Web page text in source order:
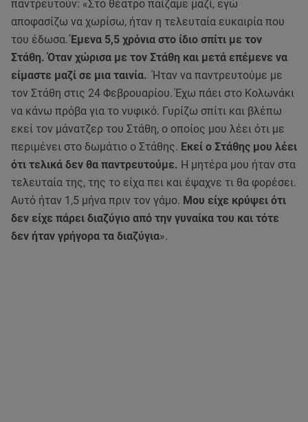
παντρευτούν: «Στο θέατρο παίζαμε μαζί, εγώ
αποφασίζω να χωρίσω, ήταν η τελευταία ευκαιρία που
του έδωσα.Έμενα 5,5 χρόνια στο ίδιο σπίτι με τον
Στάθη. Όταν χώρισα με τον Στάθη και μετά επέμενε να
είμαστε μαζί σε μια ταινία. Ήταν να παντρευτούμε με
τον Στάθη στις 24 Φεβρουαρίου. Έχω πάει στο Κολωνάκι
να κάνω πρόβα για το νυφικό. Γυρίζω σπίτι και βλέπω
εκεί τον μάνατζερ του Στάθη, ο οποίος μου λέει ότι με
περιμένει στο δωμάτιο ο Στάθης. Εκεί ο Στάθης μου λέει
ότι τελικά δεν θα παντρευτούμε. Η μητέρα μου ήταν στα
τελευταία της, της το είχα πει και έψαχνε τι θα φορέσει.
Αυτό ήταν 1,5 μήνα πριν τον γάμο. Μου είχε κρύψει ότι
δεν είχε πάρει διαζύγιο από την γυναίκα του και τότε
δεν ήταν γρήγορα τα διαζύγια».